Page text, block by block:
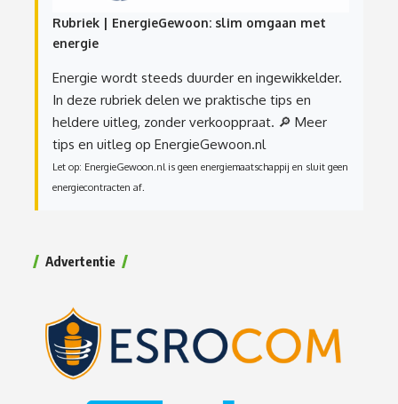
Rubriek | EnergieGewoon: slim omgaan met
energie
Energie wordt steeds duurder en ingewikkelder.
In deze rubriek delen we praktische tips en
heldere uitleg, zonder verkooppraat. 🔎 Meer
tips en uitleg op EnergieGewoon.nl
Let op: EnergieGewoon.nl is geen energiemaatschappij en sluit geen
energiecontracten af.
Advertentie